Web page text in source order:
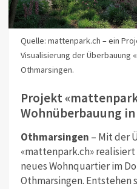
Quelle: mattenpark.ch – ein
Visualisierung der Überbauung
Othmarsingen.
Projekt
Wohnüberbauung
Othmarsingen – Mit der
«mattenpark.ch»
neues Wohnquartier im
Othmarsingen. Entstehen